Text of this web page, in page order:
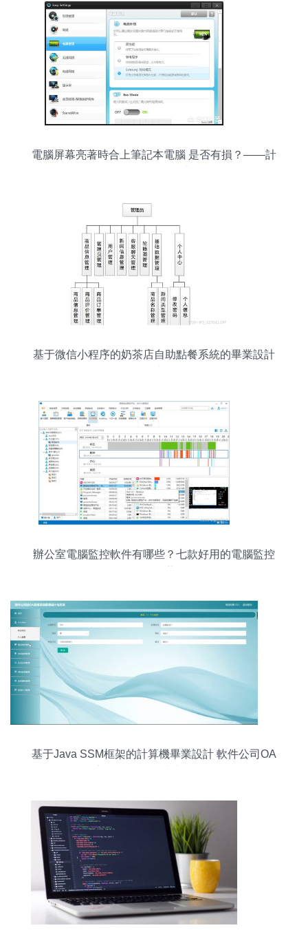
電腦屏幕亮著時合上筆記本電腦 是否有損？——計
基于微信小程序的奶茶店自助點餐系統的畢業設計
辦公室電腦監控軟件有哪些？七款好用的電腦監控
基于Java SSM框架的計算機畢業設計 軟件公司OA